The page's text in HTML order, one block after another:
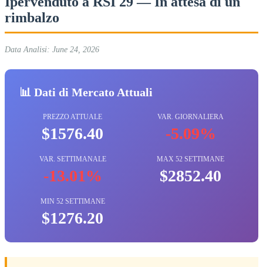
rimbalzo
Data Analisi: June 24, 2026
📊 Dati di Mercato Attuali
PREZZO ATTUALE
$1576.40
VAR. GIORNALIERA
-5.09%
VAR. SETTIMANALE
-13.01%
MAX 52 SETTIMANE
$2852.40
MIN 52 SETTIMANE
$1276.20